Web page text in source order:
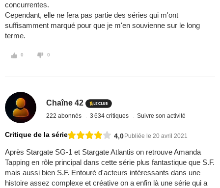
concurrentes.
Cependant, elle ne fera pas partie des séries qui m'ont
suffisamment marqué pour que je m'en souvienne sur le long
terme.
0 0
Chaîne 42
222 abonnés 3 634 critiques Suivre son activité
Critique de la série 4,0Publiée le 20 avril 2021
Après Stargate SG-1 et Stargate Atlantis on retrouve Amanda
Tapping en rôle principal dans cette série plus fantastique que S.F.
mais aussi bien S.F. Entouré d'acteurs intéressants dans une
histoire assez complexe et créative on a enfin là une série qui a